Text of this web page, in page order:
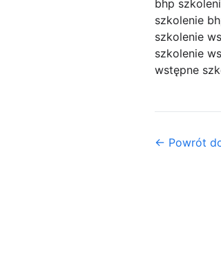
bhp
szkolenie
szkolenie
szkolenie
wstępne
← Powrót